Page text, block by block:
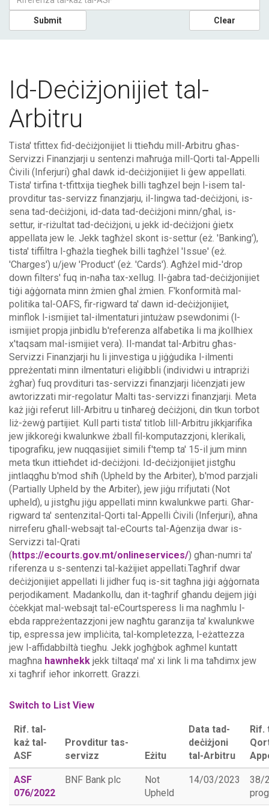
Submit Clear
Id-Deċiżjonijiet tal-
Arbitru
Tista' tfittex fid-deċiżjonijiet li ttieħdu mill-Arbitru għas-
Servizzi Finanzjarji u sentenzi maħruġa mill-Qorti tal-Appelli
Ċivili (Inferjuri) għal dawk id-deċiżjonijiet li ġew appellati.
Tista' tirfina t-tfittxija tiegħek billi tagħzel bejn l-isem tal-
provditur tas-servizz finanzjarju, il-lingwa tad-deċiżjoni, is-
sena tad-deċiżjoni, id-data tad-deċiżjoni minn/għal, is-
settur, ir-riżultat tad-deċiżjoni, u jekk id-deċiżjoni ġietx
appellata jew le. Jekk tagħżel skont is-settur (eż. 'Banking'),
tista' tiffiltra l-għażla tiegħek billi tagħżel 'Issue' (eż.
'Charges') u/jew 'Product' (eż. 'Cards'). Agħżel mid-'drop
down filters' fuq in-naħa tax-xellug. Il-ġabra tad-deċiżjonijiet
tiġi aġġornata minn żmien għal żmien. F'konformità mal-
politika tal-OAFS, fir-rigward ta' dawn id-deċiżjonijiet,
minflok l-ismijiet tal-ilmentaturi jintużaw psewdonimi (l-
ismijiet propja jinbidlu b'referenza alfabetika li ma jkollhiex
x'taqsam mal-ismijiet vera). Il-mandat tal-Arbitru għas-
Servizzi Finanzjarji hu li jinvestiga u jiġġudika l-ilmenti
ppreżentati minn ilmentaturi eliġibbli (individwi u intrapriżi
żgħar) fuq provdituri tas-servizzi finanzjarji liċenzjati jew
awtorizzati mir-regolatur Malti tas-servizzi finanzjarji. Meta
każ jiġi referut lill-Arbitru u tinħareġ deċiżjoni, din tkun torbot
liż-żewġ partijiet. Kull parti tista' titlob lill-Arbitru jikkjarifika
jew jikkoreġi kwalunkwe żball fil-komputazzjoni, klerikali,
tipografiku, jew nuqqasijiet simili f'temp ta' 15-il jum minn
meta tkun ittieħdet id-deċiżjoni. Id-deċiżjonijiet jistgħu
jintlaqgħu b'mod sħiħ (Upheld by the Arbiter), b'mod parzjali
(Partially Upheld by the Arbiter), jew jiġu rrifjutati (Not
upheld), u jistgħu jiġu appellati minn kwalunkwe parti. Għar-
rigward ta' sentenzital-Qorti tal-Appelli Ċivili (Inferjuri), aħna
nirreferu għall-websajt tal-eCourts tal-Aġenzija dwar is-
Servizzi tal-Qrati
(https://ecourts.gov.mt/onlineservices/) għan-numri ta'
riferenza u s-sentenzi tal-każijiet appellati.Tagħrif dwar
deċiżjonijiet appellati li jidher fuq is-sit tagħna jiġi aġġornata
perjodikament. Madankollu, dan it-tagħrif għandu dejjem jiġi
ċċekkjat mal-websajt tal-eCourtsperess li ma nagħmlu l-
ebda rappreżentazzjoni jew nagħtu garanzija ta' kwalunkwe
tip, espressa jew impliċita, tal-kompletezza, l-eżattezza
jew l-affidabbiltà tiegħu. Jekk jogħġbok agħmel kuntatt
magħna hawnhekk jekk tiltaqa' ma' xi link li ma taħdimx jew
xi tagħrif ieħor inkorrett. Grazzi.
Switch to List View
Rif. tal-
każ tal-
ASF
Provditur tas-
servizz
Eżitu
Data tad-
deċiżjoni
tal-Arbitru
Rif.
ASF
076/2022
BNF Bank plc
Not
Upheld
14/03/2023
38/